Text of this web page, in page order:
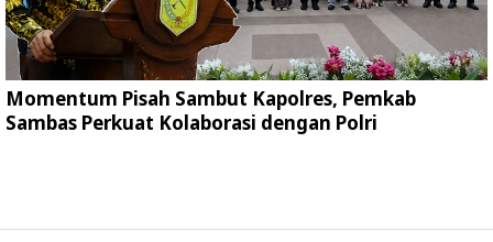
Momentum Pisah Sambut Kapolres, Pemkab
Sambas Perkuat Kolaborasi dengan Polri